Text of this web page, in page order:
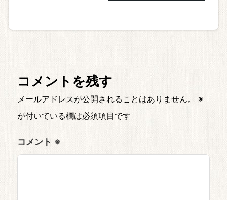
コメントを残す
メールアドレスが公開されることはありません。
※
が付いている欄は必須項目です
コメント ※